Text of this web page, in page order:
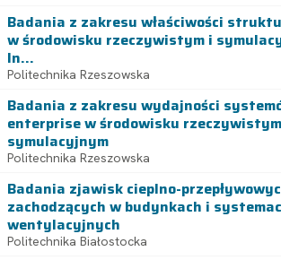
Badania z zakresu właściwości
w środowisku rzeczywistym i
In...
Politechnika Rzeszowska
Badania z zakresu wydajności
enterprise w środowisku
symulacyjnym
Politechnika Rzeszowska
Badania zjawisk cieplno-
zachodzących w budynkach i
wentylacyjnych
Politechnika Białostocka